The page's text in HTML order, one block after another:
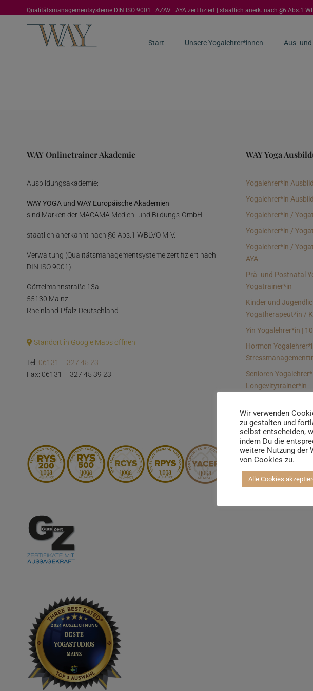
Qualitätsmanagementsysteme DIN ISO 9001 | AZAV | AYA zertifiziert | staatlich anerk. nach §6 Abs.1
Start Unsere Yogalehrer*innen Aus-
WAY Onlinetrainer Akademie
Ausbildungsakademie:
WAY YOGA und WAY Europäische Akademien
sind Marken der MACAMA Medien- und Bildungs-GmbH
staatlich anerkannt nach §6 Abs.1 WBLVO M-V.
Verwaltung (Qualitätsmanagementsysteme zertifiziert nach
DIN ISO 9001)
Göttelmannstraße 13a
55130 Mainz
Rheinland-Pfalz Deutschland
Standort in Google Maps öffnen
Tel: 06131 – 327 45 23
Fax: 06131 – 327 45 39 23
WAY Yoga
Yogalehrer*in
Yogalehrer*in
Yogalehrer*in /
Yogalehrer*in /
Yogalehrer*in /
AYA
Prä- und Postnatal
Yogatrainer*in
Kinder und
Yogatherapeut*in /
Yin Yogalehrer*in |
Hormon
Senioren
Longevitytrainer*in
Meditationsleiter*in |
Yoga
Yoga
Wir verwenden
zu gestalten und
selbst entscheiden,
indem Du die
weitere Nutzung der
von Cookies zu.
Alle Cookies